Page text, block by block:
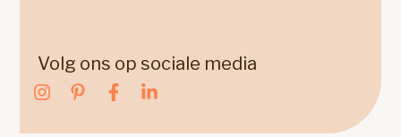
Volg ons op sociale media